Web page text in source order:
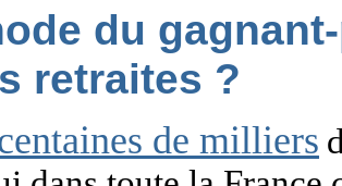
du
retraites ?
de milliers